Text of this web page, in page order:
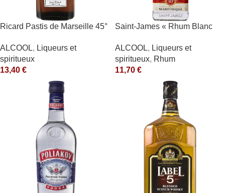
Ricard Pastis de Marseille 45°
ALCOOL, Liqueurs et
spiritueux
13,40 €
Saint-James « Rhum Blanc
ALCOOL, Liqueurs et
spiritueux, Rhum
11,70 €